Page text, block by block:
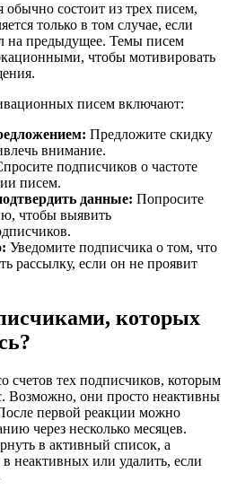
состоит из трех писем,
только в том случае, если
на предыдущее. Темы писем
чтобы мотивировать
писем включают:
Предложите скидку
внимание.
подписчиков о частоте
писем.
данные: Попросите
чтобы выявить
Уведомите подписчика о том, что
рассылку, если он не проявит
которых
счетов тех подписчиков, которым
Возможно, они просто неактивны
первой реакции можно
через несколько месяцев.
в активный список, а
неактивных или удалить, если